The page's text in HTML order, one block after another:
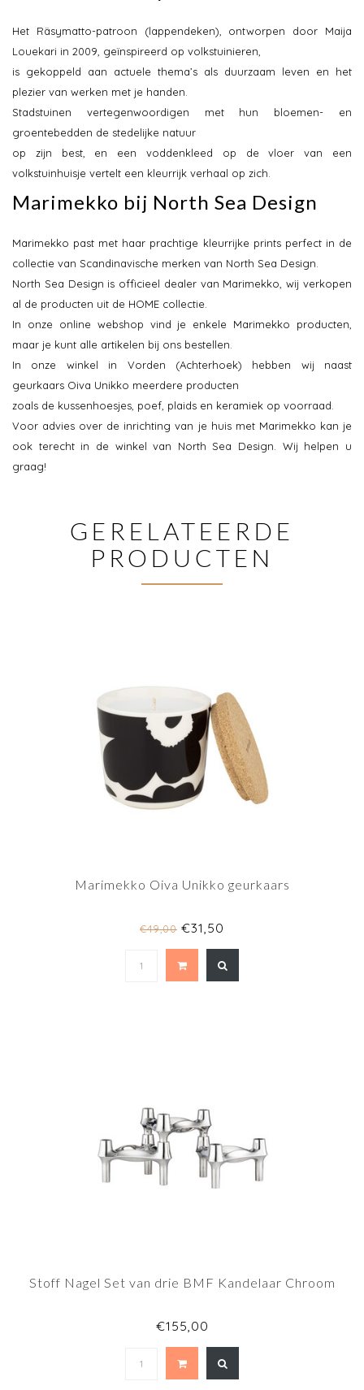
Het Räsymatto-patroon (lappendeken), ontworpen door Maija
Louekari in 2009, geïnspireerd op volkstuinieren,
is gekoppeld aan actuele thema’s als duurzaam leven en het
plezier van werken met je handen.
Stadstuinen vertegenwoordigen met hun bloemen- en
groentebedden de stedelijke natuur
op zijn best, en een voddenkleed op de vloer van een
volkstuinhuisje vertelt een kleurrijk verhaal op zich.
Marimekko bij North Sea Design
Marimekko past met haar prachtige kleurrijke prints perfect in de
collectie van Scandinavische merken van North Sea Design.
North Sea Design is officieel dealer van Marimekko, wij verkopen
al de producten uit de HOME collectie.
In onze online webshop vind je enkele Marimekko producten,
maar je kunt alle artikelen bij ons bestellen.
In onze winkel in Vorden (Achterhoek) hebben wij naast
geurkaars Oiva Unikko meerdere producten
zoals de kussenhoesjes, poef, plaids en keramiek op voorraad.
Voor advies over de inrichting van je huis met Marimekko kan je
ook terecht in de winkel van North Sea Design. Wij helpen u
graag!
GERELATEERDE
PRODUCTEN
Marimekko Oiva Unikko geurkaars
€49,00 €31,50
Stoff Nagel Set van drie BMF Kandelaar Chroom
€155,00